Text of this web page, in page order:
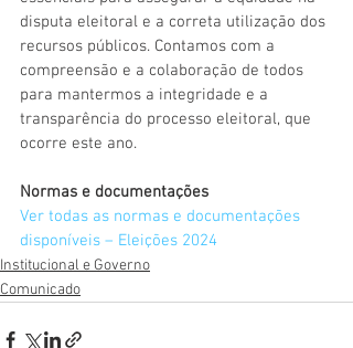
disputa eleitoral e a correta utilização dos
recursos públicos. Contamos com a
compreensão e a colaboração de todos
para mantermos a integridade e a
transparência do processo eleitoral, que
ocorre este ano.
Normas e documentações
Ver todas as normas e documentações
disponíveis – Eleições 2024
Institucional e Governo
Comunicado